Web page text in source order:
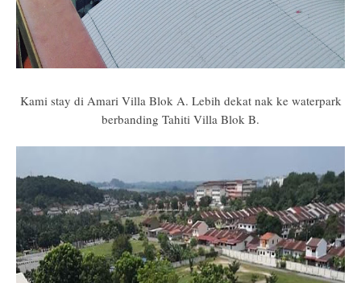
Kami stay di Amari Villa Blok A. Lebih dekat nak ke waterpark
berbanding Tahiti Villa Blok B.